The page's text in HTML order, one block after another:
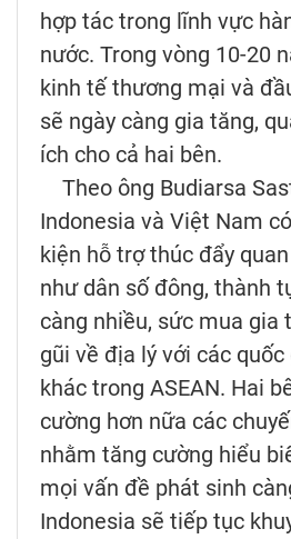
hợp tác trong lĩnh vực
nước. Trong vòng 10-20
kinh tế thương mại và
sẽ ngày càng gia tăng,
ích cho cả hai bên.
Theo ông Budiarsa
Indonesia và Việt Nam
kiện hỗ trợ thúc đẩy
như dân số đông, thành
càng nhiều, sức mua gia
gũi về địa lý với các
khác trong ASEAN. Hai
cường hơn nữa các
nhằm tăng cường hiểu
mọi vấn đề phát sinh
Indonesia sẽ tiếp tục